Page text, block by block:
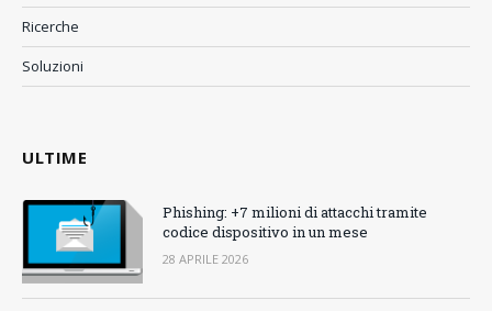
Ricerche
Soluzioni
ULTIME
Phishing: +7 milioni di attacchi tramite
codice dispositivo in un mese
28 APRILE 2026